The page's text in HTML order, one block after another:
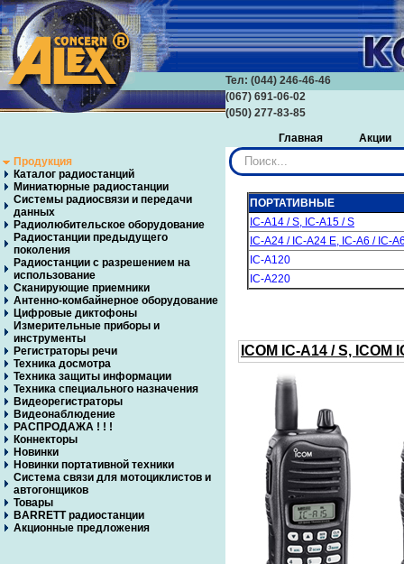
Тел: (044) 246-46-46
(067) 691-06-02
(050) 277-83-85
Главная
Акции
Продукция
Каталог радиостанций
Миниатюрные радиостанции
Системы радиосвязи и передачи
данных
Радиолюбительское оборудование
Радиостанции предыдущего
поколения
Радиостанции с разрешением на
использование
Сканирующие приемники
Антенно-комбайнерное оборудование
Цифровые диктофоны
Измерительные приборы и
инструменты
Регистраторы речи
Техника досмотра
Техника защиты информации
Техника специального назначения
Видеорегистраторы
Видеонаблюдение
РАСПРОДАЖА ! ! !
Коннекторы
Новинки
Новинки портативной техники
Система связи для мотоциклистов и
автогонщиков
Товары
BARRETT радиостанции
Акционные предложения
Искать...
ПОРТАТИВНЫЕ
IC-A14 / S, IC-A15 / S
IC-A24 / IC-A24 E, IC-A6 / IC-
IC-A120
IC-A220
ICOM IC-A14 / S, ICOM